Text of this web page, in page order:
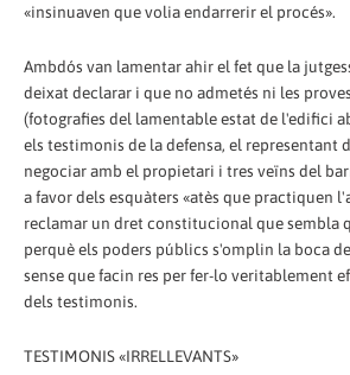
«insinuaven que volia endarrerir el procés».
Ambdós van lamentar ahir el fet que la
deixat declarar i que no admetés ni les
(fotografies del lamentable estat de l'edifici
els testimonis de la defensa, el representant
negociar amb el propietari i tres veïns del
a favor dels esquàters «atès que practiquen
reclamar un dret constitucional que sembla
perquè els poders públics s'omplin la boca
sense que facin res per fer-lo veritablement
dels testimonis.
TESTIMONIS «IRRELLEVANTS»